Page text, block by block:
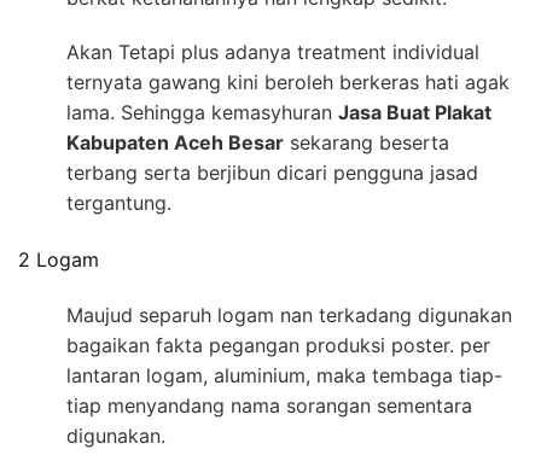
Akan Tetapi plus adanya treatment individual
ternyata gawang kini beroleh berkeras hati agak
lama. Sehingga kemasyhuran Jasa Buat Plakat
Kabupaten Aceh Besar sekarang beserta
terbang serta berjibun dicari pengguna jasad
tergantung.
2 Logam
Maujud separuh logam nan terkadang digunakan
bagaikan fakta pegangan produksi poster. per
lantaran logam, aluminium, maka tembaga tiap-
tiap menyandang nama sorangan sementara
digunakan.